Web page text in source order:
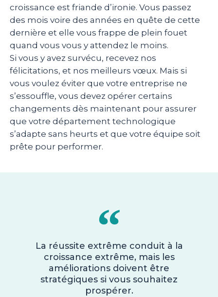
croissance est friande d’ironie. Vous passez
des mois voire des années en quête de cette
dernière et elle vous frappe de plein fouet
quand vous vous y attendez le moins.
Si vous y avez survécu, recevez nos
félicitations, et nos meilleurs vœux. Mais si
vous voulez éviter que votre entreprise ne
s’essouffle, vous devez opérer certains
changements dès maintenant pour assurer
que votre département technologique
s’adapte sans heurts et que votre équipe soit
prête pour performer.
La réussite extrême conduit à la
croissance extrême, mais les
améliorations doivent être
stratégiques si vous souhaitez
prospérer.